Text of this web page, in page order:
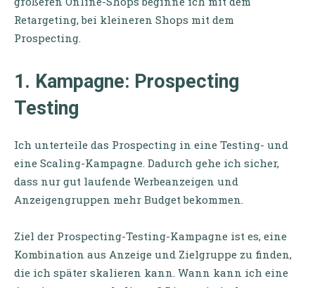
Retargeting, bei kleineren Shops mit dem
Prospecting.
1. Kampagne: Prospecting
Testing
Ich unterteile das Prospecting in eine Testing- und
eine Scaling-Kampagne. Dadurch gehe ich sicher,
dass nur gut laufende Werbeanzeigen und
Anzeigengruppen mehr Budget bekommen.
Ziel der Prospecting-Testing-Kampagne ist es, eine
Kombination aus Anzeige und Zielgruppe zu finden,
die ich später skalieren kann. Wann kann ich eine